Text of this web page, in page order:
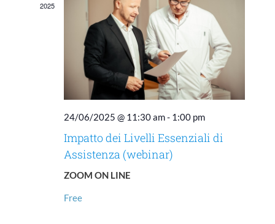
2025
24/06/2025 @ 11:30 am- 1:00 pm
Impatto dei Livelli Essenziali di
Assistenza (webinar)
ZOOM ON LINE
Free